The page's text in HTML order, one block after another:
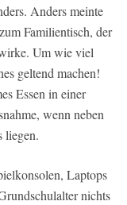
Anders meinte
Familientisch, der
Um wie viel
geltend machen!
Essen in einer
wenn neben
liegen.
Laptops
nichts